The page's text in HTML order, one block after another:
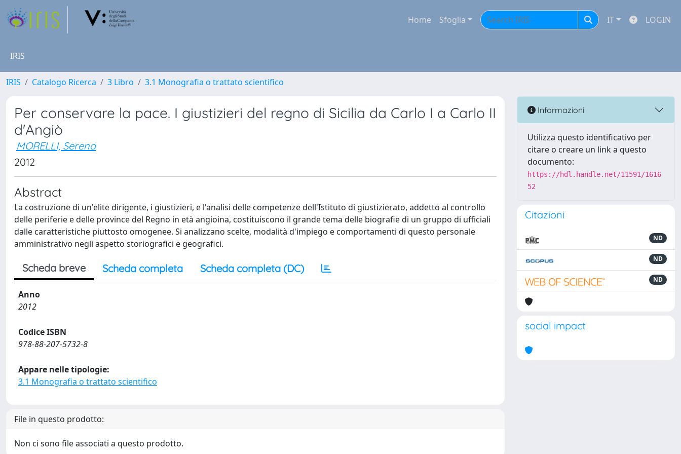
Home Sfoglia IT LOGIN
IRIS
IRIS Catalogo Ricerca 3 Libro 3.1 Monografia o trattato scientifico
Per conservare la pace. I giustizieri del regno di Sicilia da Carlo I a Carlo II
d'Angiò
MORELLI, Serena
2012
Abstract
La costruzione di un'elite dirigente, i giustizieri, e l'analisi delle competenze dell'Istituto di giustizierato, addetto al controllo
delle periferie e delle province del Regno in età angioina, costituiscono il grande tema delle biografie di un gruppo di ufficiali
dalle caratteristiche piuttosto omogenee. Si analizzano scelte, modalità d'impiego e comportamenti di questo personale
amministrativo negli aspetto storiografici e geografici.
Scheda breve Scheda completa Scheda completa (DC)
Anno
2012
Codice ISBN
978-88-207-5732-8
Appare nelle tipologie:
3.1 Monografia o trattato scientifico
File in questo prodotto:
Non ci sono file associati a questo prodotto.
Informazioni
Utilizza questo identificativo per
citare o creare un link a questo
documento:
https://hdl.handle.net/11591/1616
52
Citazioni
ND
ND
ND
social impact